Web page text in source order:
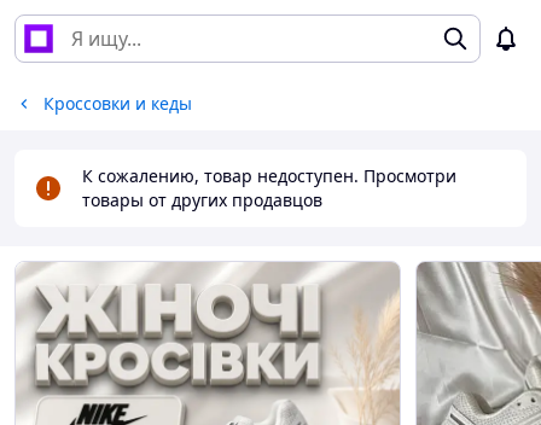
Кроссовки и кеды
К сожалению, товар недоступен. Просмотри
товары от других продавцов